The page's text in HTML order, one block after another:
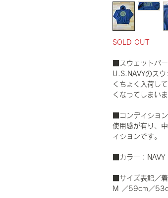
SOLD OUT
■スウェットパ
U.S.NAVYのス
くちょく入荷し
くなってしまい
■コンディショ
使用感が有り、
ィションです。
■カラー：NAVY
■サイズ表記／
M ／59cm／